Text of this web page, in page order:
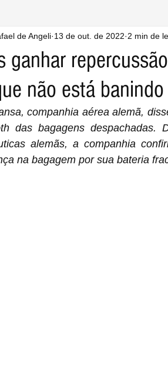
ganhar
não está
de Angeli 13 de out. de 2022 2 min de
companhia aérea alemã,
das bagagens despachadas.
alemãs, a companhia confirmou que os ‌AirTags‌
na bagagem por sua bateria